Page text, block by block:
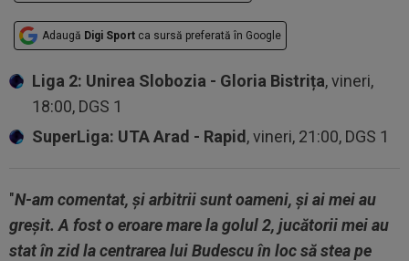
Adaugă Digi Sport ca sursă preferată în Google
Liga 2: Unirea Slobozia - Gloria Bistrița, vineri,
18:00, DGS 1
SuperLiga: UTA Arad - Rapid , vineri, 21:00, DGS 1
"N-am comentat, şi arbitrii sunt oameni, şi ai mei au
greşit. A fost o eroare mare la golul 2, jucătorii mei au
stat în zid la centrarea lui Budescu în loc să stea pe